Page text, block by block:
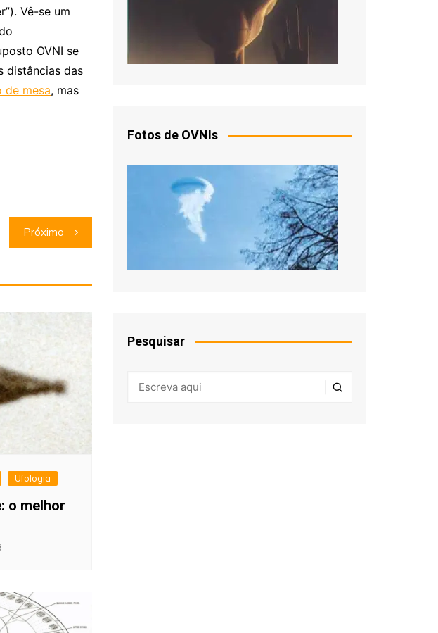
Vê-se um
OVNI se
distâncias das
de mesa, mas
Próximo
Ufologia
o melhor
Fotos de OVNIs
Pesquisar